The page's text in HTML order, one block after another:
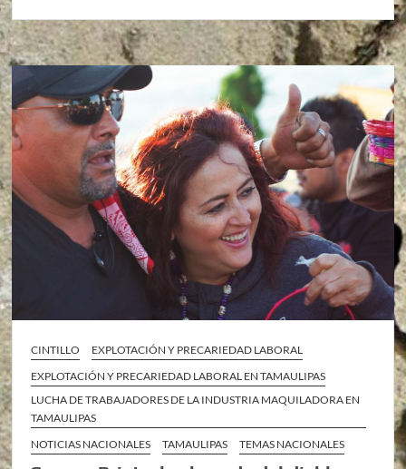
CINTILLO
EXPLOTACIÓN Y PRECARIEDAD LABORAL
EXPLOTACIÓN Y PRECARIEDAD LABORAL EN TAMAULIPAS
LUCHA DE TRABAJADORES DE LA INDUSTRIA MAQUILADORA EN
TAMAULIPAS
NOTICIAS NACIONALES
TAMAULIPAS TEMAS NACIONALES